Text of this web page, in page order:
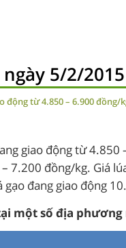
5/2/2015
từ 4.850 – 6.900
giao động từ 4.850
7.200 đồng/kg. Giá
đang giao động
một số địa phương